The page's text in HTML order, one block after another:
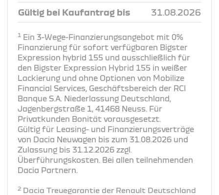
Gültig bei Kaufantrag bis 31.08.2026
1 Ein 3-Wege-Finanzierungsangebot mit 0%
Finanzierung für sofort verfügbaren Bigster
Expression hybrid 155 und ausschließlich für
den Bigster Expression Hybrid 155 in weißer
Lackierung und ohne Optionen von Mobilize
Financial Services, Geschäftsbereich der RCI
Banque S.A. Niederlassung Deutschland,
Jagenbergstraße 1, 41468 Neuss. Für
Privatkunden Bonität vorausgesetzt.
Gültig für Leasing- und Finanzierungsverträge
von Dacia Neuwagen bis zum 31.08.2026 und
Zulassung bis 31.12.2026 zzgl.
Überführungskosten. Bei allen teilnehmenden
Dacia Partnern.
2 Dacia Treuegarantie der Renault Deutschland